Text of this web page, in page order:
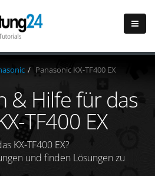
Panasonic KX-TF400 EX
& Hilfe für das
TF400 EX
KX-TF400 EX?
und finden Lösungen zu